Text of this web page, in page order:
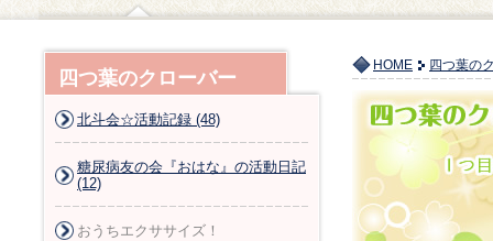
HOME 四つ葉の
四つ葉のクローバー
北斗会☆活動記録 (48)
糖尿病友の会『おはな』の活動日記
(12)
おうちエクササイズ！